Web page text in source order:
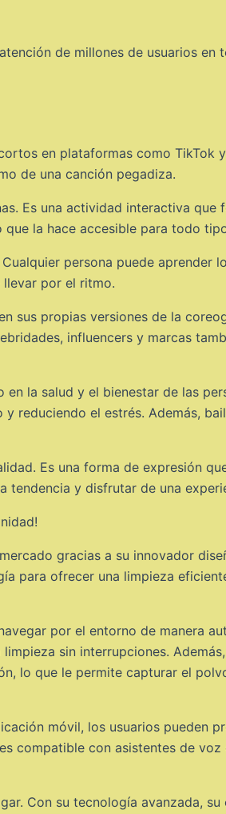
de millones de usuarios en
en plataformas como TikTok
de una canción pegadiza.
Es una actividad interactiva que
la hace accesible para todo
persona puede aprender
por el ritmo.
sus propias versiones de la
influencers y marcas
la salud y el bienestar de las
reduciendo el estrés. Además,
Es una forma de expresión
tendencia y disfrutar de una
gracias a su innovador
para ofrecer una limpieza
por el entorno de manera
sin interrupciones.
lo que le permite capturar el
móvil, los usuarios pueden
compatible con asistentes de
Con su tecnología avanzada,